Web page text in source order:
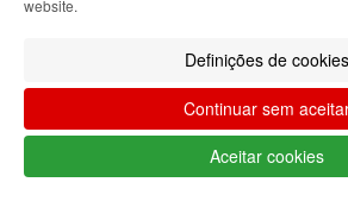
1
DDR
2
DDR
website.
Definições de cookies
Continuar sem
Aceitar cookies